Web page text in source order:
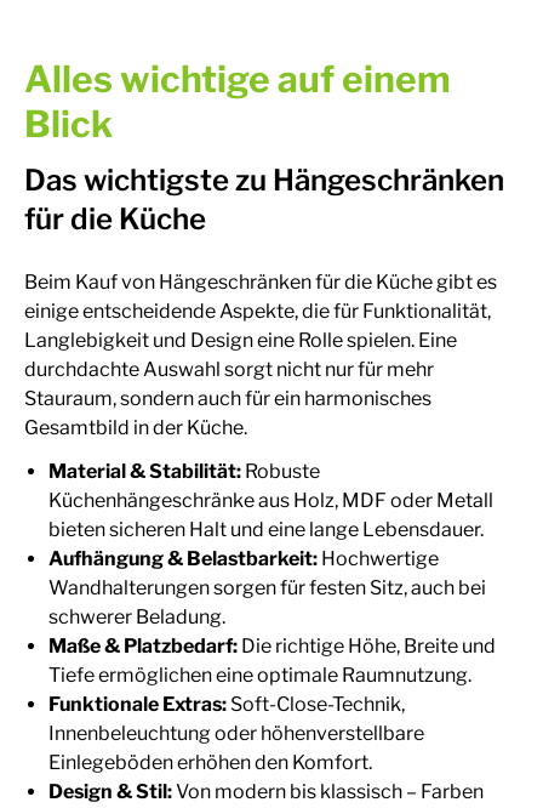
Alles wichtige auf einem
Blick
Das wichtigste zu Hängeschränken
für die Küche
Beim Kauf von Hängeschränken für die Küche gibt es
einige entscheidende Aspekte, die für Funktionalität,
Langlebigkeit und Design eine Rolle spielen. Eine
durchdachte Auswahl sorgt nicht nur für mehr
Stauraum, sondern auch für ein harmonisches
Gesamtbild in der Küche.
Material & Stabilität: Robuste
Küchenhängeschränke aus Holz, MDF oder Metall
bieten sicheren Halt und eine lange Lebensdauer.
Aufhängung & Belastbarkeit: Hochwertige
Wandhalterungen sorgen für festen Sitz, auch bei
schwerer Beladung.
Maße & Platzbedarf: Die richtige Höhe, Breite und
Tiefe ermöglichen eine optimale Raumnutzung.
Funktionale Extras: Soft-Close-Technik,
Innenbeleuchtung oder höhenverstellbare
Einlegeböden erhöhen den Komfort.
Design & Stil:Von modern bis klassisch – Farben